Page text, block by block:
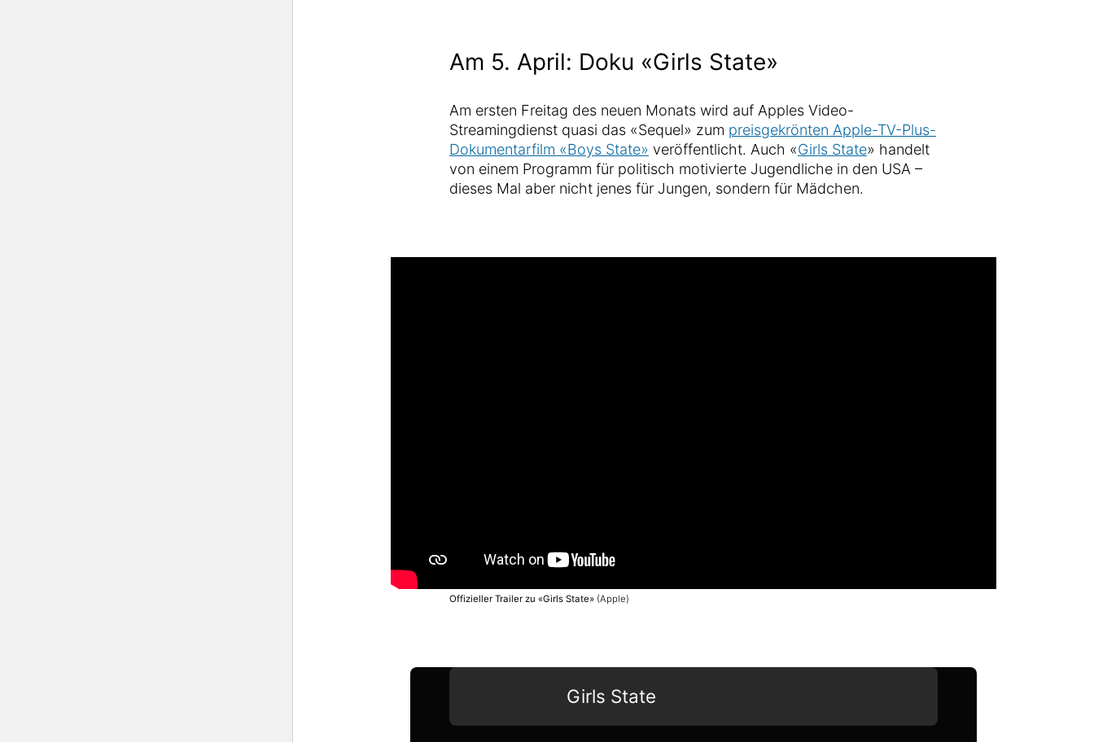
Am 5. April: Doku «Girls State»
Am ersten Freitag des neuen Monats wird auf Apples Video-
Streamingdienst quasi das «Sequel» zum preisgekrönten Apple-TV-Plus-
Dokumentarfilm «Boys State» veröffentlicht. Auch «Girls State» handelt
von einem Programm für politisch motivierte Jugendliche in den USA –
dieses Mal aber nicht jenes für Jungen, sondern für Mädchen.
Offizieller Trailer zu «Girls State» (Apple)
Girls State